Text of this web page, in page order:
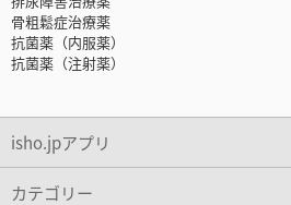
骨粗鬆症治療薬
抗菌薬（内服薬）
抗菌薬（注射薬）
isho.jpアプリ
カテゴリー